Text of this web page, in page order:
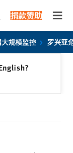
捐款赞助
规模监控 罗兴亚